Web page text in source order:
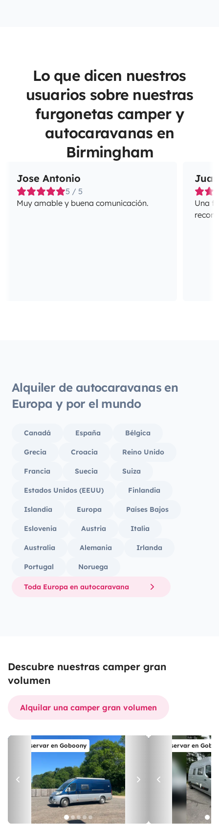
Lo que dicen nuestros
usuarios sobre nuestras
furgonetas camper y
autocaravanas en
Birmingham
Jose Antonio
5 / 5
Muy amable y buena comunicación.
Una
Alquiler de autocaravanas en
Europa y por el mundo
Canadá España Bélgica
Grecia Croacia Reino Unido
Francia Suecia Suiza
Estados Unidos (EEUU) Finlandia
Islandia Europa Países Bajos
Eslovenia Austria Italia
Australia Alemania Irlanda
Portugal Noruega
Toda Europa en autocaravana
Descubre nuestras camper gran
volumen
Alquilar una camper gran volumen
Reservar en Goboony Reservar en